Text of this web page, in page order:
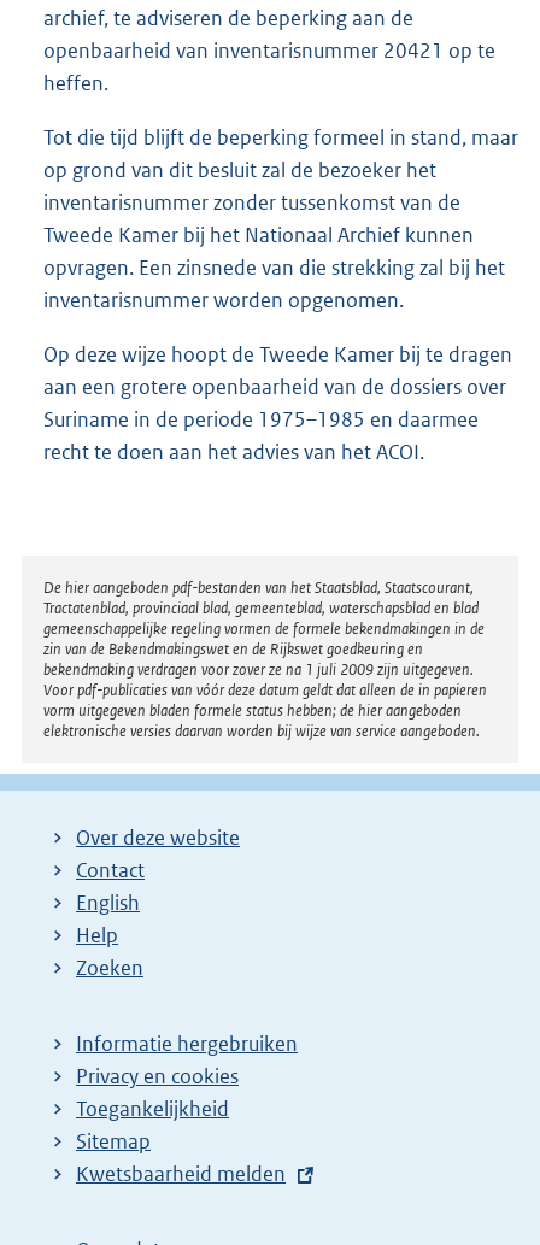
archief, te adviseren de beperking aan de
openbaarheid van inventarisnummer 20421 op te
heffen.
Tot die tijd blijft de beperking formeel in stand, maar
op grond van dit besluit zal de bezoeker het
inventarisnummer zonder tussenkomst van de
Tweede Kamer bij het Nationaal Archief kunnen
opvragen. Een zinsnede van die strekking zal bij het
inventarisnummer worden opgenomen.
Op deze wijze hoopt de Tweede Kamer bij te dragen
aan een grotere openbaarheid van de dossiers over
Suriname in de periode 1975–1985 en daarmee
recht te doen aan het advies van het ACOI.
Disclaimer
De hier aangeboden pdf-bestanden van het Staatsblad, Staatscourant,
Tractatenblad, provinciaal blad, gemeenteblad, waterschapsblad en blad
gemeenschappelijke regeling vormen de formele bekendmakingen in de
zin van de Bekendmakingswet en de Rijkswet goedkeuring en
bekendmaking verdragen voor zover ze na 1 juli 2009 zijn uitgegeven.
Voor pdf-publicaties van vóór deze datum geldt dat alleen de in papieren
vorm uitgegeven bladen formele status hebben; de hier aangeboden
elektronische versies daarvan worden bij wijze van service aangeboden.
Over deze website
Contact
English
Help
Zoeken
Informatie hergebruiken
Privacy en cookies
Toegankelijkheid
Sitemap
E
t
Kwetsbaarheid melden